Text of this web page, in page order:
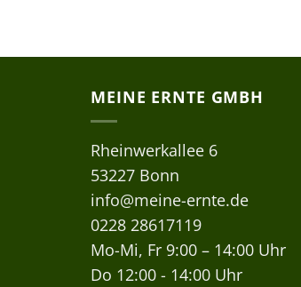
MEINE ERNTE GMBH
Rheinwerkallee 6
53227 Bonn
info@meine-ernte.de
0228 28617119
Mo-Mi, Fr 9:00 – 14:00 Uhr
Do 12:00 - 14:00 Uhr